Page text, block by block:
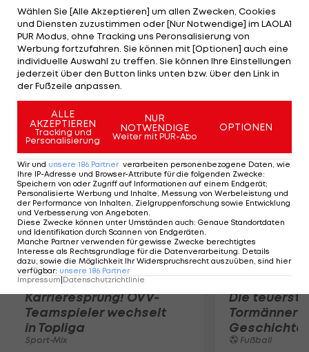
Hause, habe etwas gegessen, dann habe ich den
Fernseher angeschmissen - und dann fing das
Gewitter an, und bei Gewitter soll man den
Fernseher ausschalten", analysiert der 67-Jährige.
Dennoch möchte Heynckes sich die
Leichtathletik-Disziplinen aus London ansehen.
Mehr zum Thema
Karrieresprung! ÖVV-
Teamspieler wechselt
in Topliga
Sport-Mix
Die
Tormänner
Geschichte
Fußball
Wählen Sie [Alle Akzeptieren] um allen Zwecken, Cookies
und Diensten zuzustimmen oder [Nur Notwendige] im LAOLA1
PUR Modus, ohne Tracking uns Peronsalisierung von
Werbung fortzufahren. Sie können mit [Optionen] auch eine
individuelle Auswahl zu treffen. Sie können Ihre Einstellungen
jederzeit über den Button links unten bzw. über den Link in
der Fußzeile anpassen.
ALLE
AKZEPTIEREN
Tracking und
Personalisierung
NUR
NOTWENDIGE
Weiter mit PUR-Abo
OPTIONEN
Wir und unsere 186 Partner verarbeiten personenbezogene Daten, wie
Ihre IP-Adresse und Browser-Attribute für die folgenden Zwecke:
Speichern von oder Zugriff auf Informationen auf einem Endgerät;
Personalisierte Werbung und Inhalte, Messung von Werbeleistung und
der Performance von Inhalten, Zielgruppenforschung sowie Entwicklung
und Verbesserung von Angeboten.
Diese Zwecke können unter Umständen auch: Genaue Standortdaten
und Identifikation durch Scannen von Endgeräten.
Manche Partner verwenden für gewisse Zwecke berechtigtes
Interesse als Rechtsgrundlage für die Datenverarbeitung. Details
dazu, sowie die Möglichkeit Ihr Widerspruchsrecht auszuüben, sind hier
verfügbar: unsere 186 Partner
Impressum Datenschutzrichtlinie